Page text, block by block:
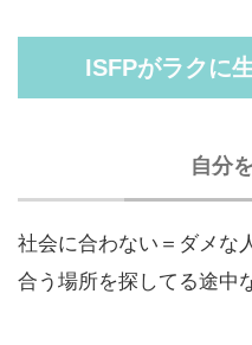
ISFPがラクに
自分
社会に合わない＝ダメな
合う場所を探してる途中